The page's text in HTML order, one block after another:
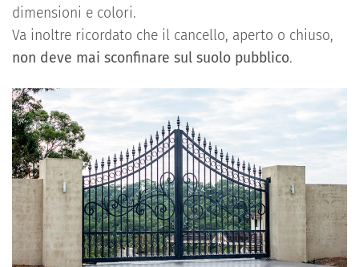
dimensioni e colori.
Va inoltre ricordato che il cancello, aperto o chiuso,
non deve mai sconfinare sul suolo pubblico.